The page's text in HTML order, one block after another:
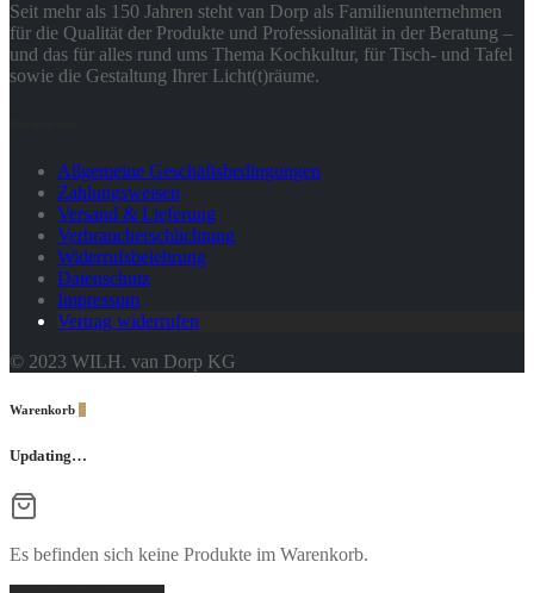
Seit mehr als 150 Jahren steht van Dorp als Familienunternehmen
für die Qualität der Produkte und Professionalität in der Beratung –
und das für alles rund ums Thema Kochkultur, für Tisch- und Tafel
sowie die Gestaltung Ihrer Licht(t)räume.
Allgemeine Geschäftsbedingungen
Zahlungsweisen
Versand & Lieferung
Verbraucherschlichtung
Widerrufsbelehrung
Datenschutz
Impressum
Vertrag widerrufen
© 2023 WILH. van Dorp KG
Warenkorb
Updating…
Es befinden sich keine Produkte im Warenkorb.